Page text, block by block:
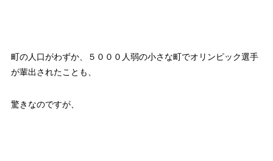
町の人口がわずか、５０００人弱の小さな町でオリンピック選手
が輩出されたことも、
驚きなのですが、